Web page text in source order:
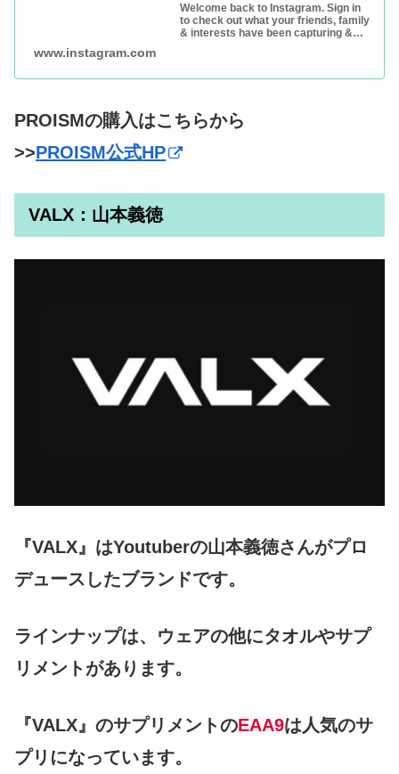
Welcome back to Instagram. Sign in
to check out what your friends, family
& interests have been capturing &
www.instagram.com
PROISMの購入はこちらから
>>PROISM公式HP
VALX：山本義徳
『VALX』はYoutuberの山本義徳さんがプロ
デュースしたブランドです。
ラインナップは、ウェアの他にタオルやサプ
リメントがあります。
『VALX』のサプリメントのEAA9は人気のサ
プリになっています。